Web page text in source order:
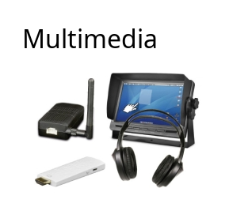
Multimedia